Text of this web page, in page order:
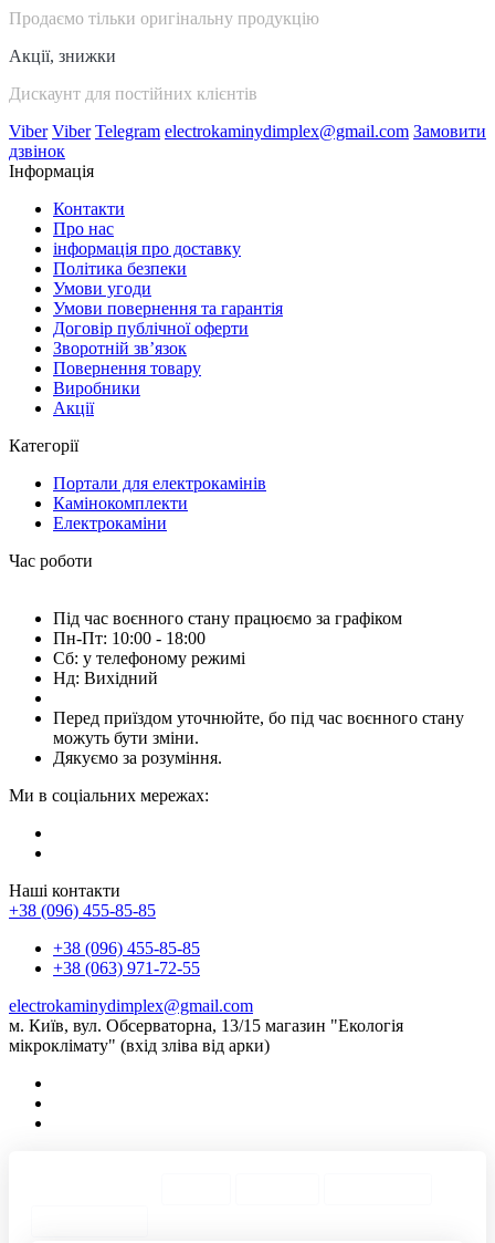
Продаємо тільки оригінальну продукцію
Акції, знижки
Дискаунт для постійних клієнтів
Viber Viber Telegram electrokaminydimplex@gmail.com Замовити
дзвінок
Інформація
Контакти
Про нас
інформація про доставку
Політика безпеки
Умови угоди
Умови повернення та гарантія
Договір публічної оферти
Зворотній зв’язок
Повернення товару
Виробники
Акції
Категорії
Портали для електрокамінів
Камінокомплекти
Електрокаміни
Час роботи
Під час воєнного стану працюємо за графіком
Пн-Пт: 10:00 - 18:00
Сб: у телефоному режимі
Нд: Вихідний
Перед приїздом уточнюйте, бо під час воєнного стану
можуть бути зміни.
Дякуємо за розуміння.
Ми в соціальних мережах:
Наші контакти
+38 (096) 455-85-85
+38 (096) 455-85-85
+38 (063) 971-72-55
electrokaminydimplex@gmail.com
м. Київ, вул. Обсерваторна, 13/15 магазин "Екологія
мікроклімату" (вхід зліва від арки)